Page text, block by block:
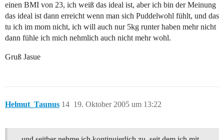
einen BMI von 23, ich weiß das ideal ist, aber ich bin der Meinung
das ideal ist dann erreicht wenn man sich Puddelwohl fühlt, und das
tu ich im mom nicht, ich will auch nur 5kg runter haben mehr nicht
dann fühle ich mich nehmlich auch nicht mehr wohl.
Gruß Jasue
Helmut_Taunus 19. Oktober 2005 um 13:22
14